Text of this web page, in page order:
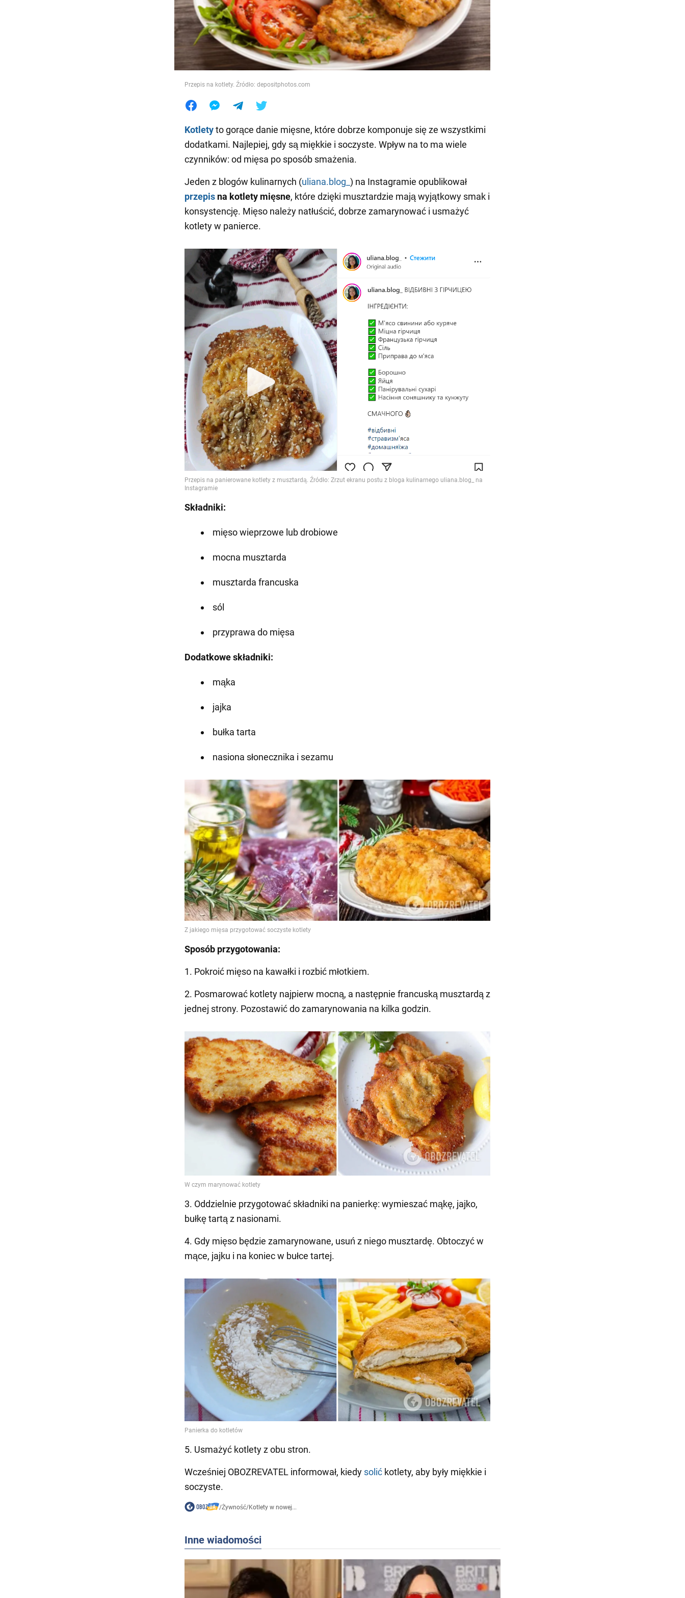
Jedzenie
Przepis na kotlety. Źródło: depositphotos.com
Kotletyto gorące danie mięsne, które dobrze komponuje się ze wszystkimi
dodatkami. Najlepiej, gdy są miękkie i soczyste. Wpływ na to ma wiele
czynników: od mięsa po sposób smażenia.
Jeden z blogów kulinarnych (uliana.blog_ ) na Instagramie opublikował
przepis na kotlety mięsne, które dzięki musztardzie mają wyjątkowy smak i
konsystencję. Mięso należy natłuścić, dobrze zamarynować i usmażyć
kotlety w panierce.
Składniki:
mięso wieprzowe lub drobiowe
mocna musztarda
musztarda francuska
sól
przyprawa do mięsa
Dodatkowe składniki:
mąka
jajka
bułka tarta
nasiona słonecznika i sezamu
Sposób przygotowania:
1. Pokroić mięso na kawałki i rozbić młotkiem.
2. Posmarować kotlety najpierw mocną, a następnie francuską musztardą z
jednej strony. Pozostawić do zamarynowania na kilka godzin.
3. Oddzielnie przygotować składniki na panierkę: wymieszać mąkę, jajko,
bułkę tartą z nasionami.
4. Gdy mięso będzie zamarynowane, usuń z niego musztardę. Obtoczyć w
mące, jajku i na koniec w bułce tartej.
5. Usmażyć kotlety z obu stron.
Wcześniej OBOZREVATEL informował, kiedy solić kotlety, aby były miękkie i
soczyste.
/Żywność/Kotlety w nowej...
Inne wiadomości